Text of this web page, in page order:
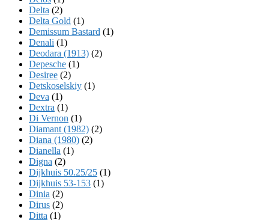
Delta (2)
Delta Gold (1)
Demissum Bastard (1)
Denali (1)
Deodara (1913) (2)
Depesche (1)
Desiree (2)
Detskoselskiy (1)
Deva (1)
Dextra (1)
Di Vernon (1)
Diamant (1982) (2)
Diana (1980) (2)
Dianella (1)
Digna (2)
Dijkhuis 50.25/25 (1)
Dijkhuis 53-153 (1)
Dinia (2)
Dirus (2)
Ditta (1)